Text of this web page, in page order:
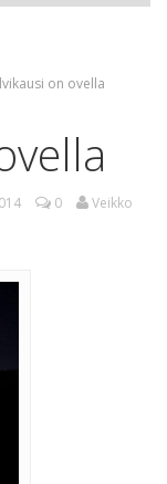
on ovella
0
Veikko